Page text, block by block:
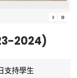
› »
2024)
支持學生